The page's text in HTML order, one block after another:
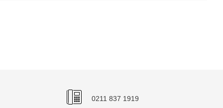
0211 837 1919